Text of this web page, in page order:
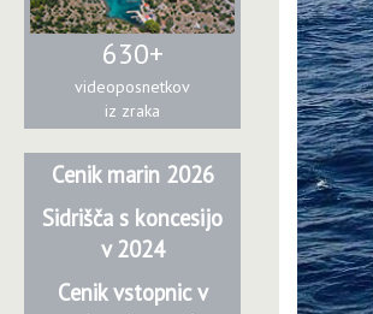
630+
videoposnetkov
iz zraka
Cenik marin 2026
Sidrišča s koncesijo
v 2024
Cenik vstopnic v